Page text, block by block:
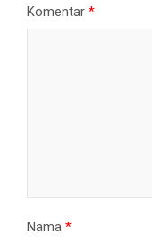
Komentar *
Nama *